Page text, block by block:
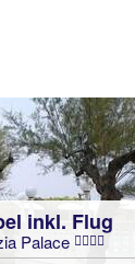
inkl. Flug
Palace